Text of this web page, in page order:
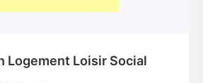
Logement Loisir Social